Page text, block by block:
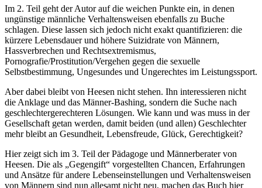
Im 2. Teil geht der Autor auf die weichen Punkte ein, in denen
ungünstige männliche Verhaltensweisen ebenfalls zu Buche
schlagen. Diese lassen sich jedoch nicht exakt quantifizieren: die
kürzere Lebensdauer und höhere Suizidrate von Männern,
Hassverbrechen und Rechtsextremismus,
Pornografie/Prostitution/Vergehen gegen die sexuelle
Selbstbestimmung, Ungesundes und Ungerechtes im Leistungssport.
Aber dabei bleibt von Heesen nicht stehen. Ihn interessieren nicht
die Anklage und das Männer-Bashing, sondern die Suche nach
geschlechtergerechteren Lösungen. Wie kann und was muss in der
Gesellschaft getan werden, damit beiden (und allen) Geschlechter
mehr bleibt an Gesundheit, Lebensfreude, Glück, Gerechtigkeit?
Hier zeigt sich im 3. Teil der Pädagoge und Männerberater von
Heesen. Die als „Gegengift“ vorgestellten Chancen, Erfahrungen
und Ansätze für andere Lebenseinstellungen und Verhaltensweisen
von Männern sind nun allesamt nicht neu, machen das Buch hier